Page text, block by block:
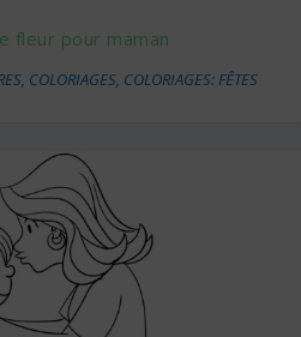
fleur pour maman
, COLORIAGES, COLORIAGES: FÊTES